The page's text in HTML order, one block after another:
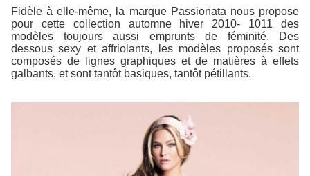
Fidèle à elle-même, la marque Passionata nous propose
pour cette collection automne hiver 2010- 1011 des
modèles toujours aussi emprunts de féminité. Des
dessous sexy et affriolants, les modèles proposés sont
composés de lignes graphiques et de matières à effets
galbants, et sont tantôt basiques, tantôt pétillants.